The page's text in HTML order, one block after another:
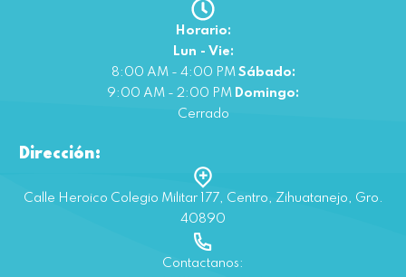
Horario:
Lun - Vie:
8:00 AM - 4:00 PM Sábado:
9:00 AM - 2:00 PM Domingo:
Cerrado
Dirección:
Calle Heroico Colegio Militar 177, Centro, Zihuatanejo, Gro.
40890
Contactanos: